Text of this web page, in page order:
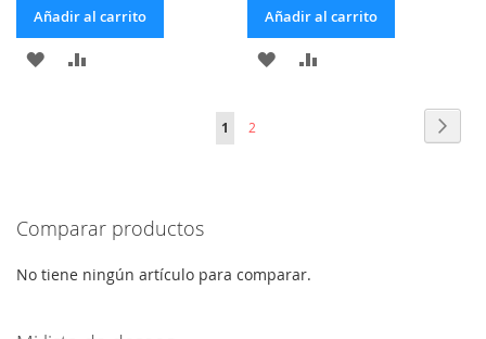
Añadir al carrito
AÑADIR
DESEOS
Añadir al carrito
AÑADIR
Página
Actualmente
1 Página
2
Comparar productos
No tiene ningún artículo para comparar.